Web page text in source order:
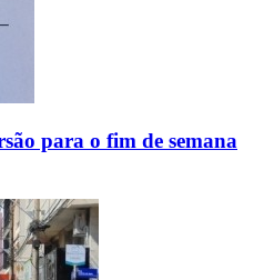
para o fim de semana